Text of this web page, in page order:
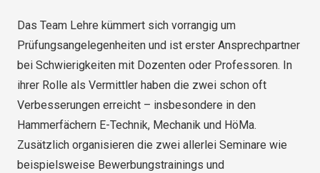
Das Team Lehre kümmert sich vorrangig um
Prüfungsangelegenheiten und ist erster Ansprechpartner
bei Schwierigkeiten mit Dozenten oder Professoren. In
ihrer Rolle als Vermittler haben die zwei schon oft
Verbesserungen erreicht – insbesondere in den
Hammerfächern E-Technik, Mechanik und HöMa.
Zusätzlich organisieren die zwei allerlei Seminare wie
beispielsweise Bewerbungstrainings und